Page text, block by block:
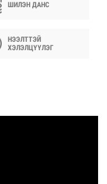
ШИЛЭН ДАНС
НЭЭЛТТЭЙ
ХЭЛЭЛЦҮҮЛЭГ